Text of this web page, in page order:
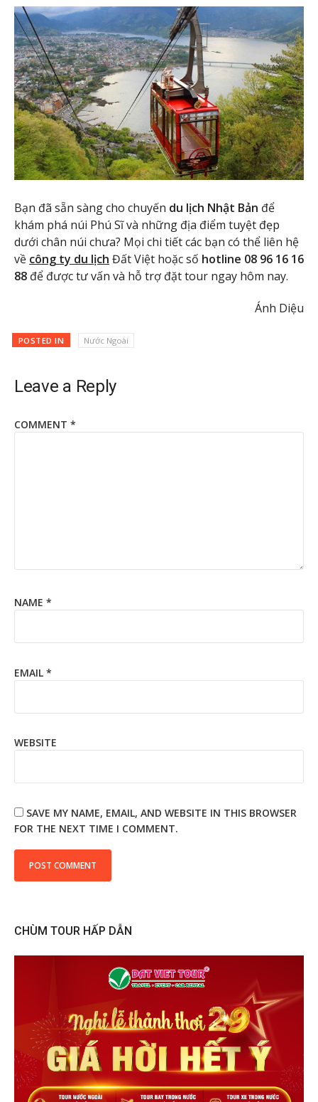
Bạn đã sẵn sàng cho chuyến du lịch Nhật Bản để
khám phá núi Phú Sĩ và những địa điểm tuyệt đẹp
dưới chân núi chưa? Mọi chi tiết các bạn có thể liên hệ
về công ty du lịch Đất Việt hoặc số hotline 08 96 16 16
88 để được tư vấn và hỗ trợ đặt tour ngay hôm nay.
Ánh Diệu
POSTED IN Nước Ngoài
Leave a Reply
COMMENT *
NAME *
EMAIL *
WEBSITE
SAVE MY NAME, EMAIL, AND WEBSITE IN THIS BROWSER
FOR THE NEXT TIME I COMMENT.
CHÙM TOUR HẤP DẪN